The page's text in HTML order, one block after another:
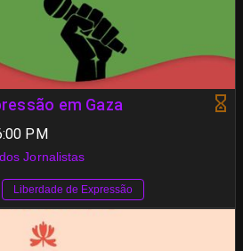
em Gaza
PM
Jornalistas
Liberdade de Expressão